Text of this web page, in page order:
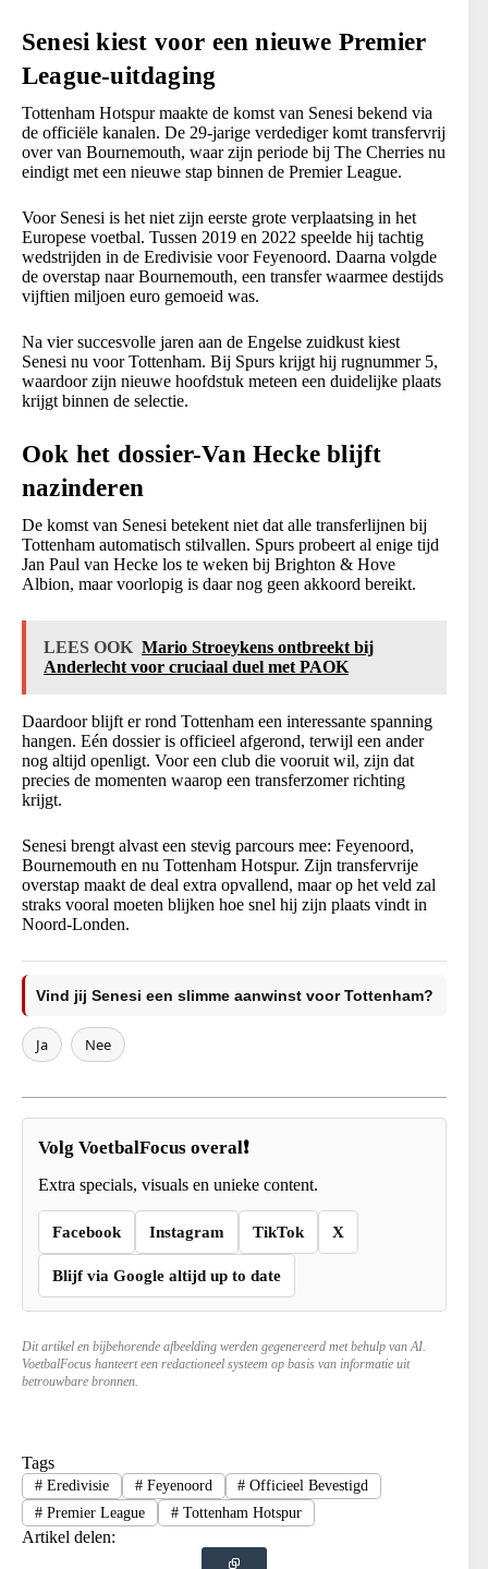
Senesi kiest voor een nieuwe Premier
League-uitdaging
Tottenham Hotspur maakte de komst van Senesi bekend via
de officiële kanalen. De 29-jarige verdediger komt transfervrij
over van Bournemouth, waar zijn periode bij The Cherries nu
eindigt met een nieuwe stap binnen de Premier League.
Voor Senesi is het niet zijn eerste grote verplaatsing in het
Europese voetbal. Tussen 2019 en 2022 speelde hij tachtig
wedstrijden in de Eredivisie voor Feyenoord. Daarna volgde
de overstap naar Bournemouth, een transfer waarmee destijds
vijftien miljoen euro gemoeid was.
Na vier succesvolle jaren aan de Engelse zuidkust kiest
Senesi nu voor Tottenham. Bij Spurs krijgt hij rugnummer 5,
waardoor zijn nieuwe hoofdstuk meteen een duidelijke plaats
krijgt binnen de selectie.
Ook het dossier-Van Hecke blijft
nazinderen
De komst van Senesi betekent niet dat alle transferlijnen bij
Tottenham automatisch stilvallen. Spurs probeert al enige tijd
Jan Paul van Hecke los te weken bij Brighton & Hove
Albion, maar voorlopig is daar nog geen akkoord bereikt.
LEES OOK Mario Stroeykens ontbreekt bij
Anderlecht voor cruciaal duel met PAOK
Daardoor blijft er rond Tottenham een interessante spanning
hangen. Eén dossier is officieel afgerond, terwijl een ander
nog altijd openligt. Voor een club die vooruit wil, zijn dat
precies de momenten waarop een transferzomer richting
krijgt.
Senesi brengt alvast een stevig parcours mee: Feyenoord,
Bournemouth en nu Tottenham Hotspur. Zijn transfervrije
overstap maakt de deal extra opvallend, maar op het veld zal
straks vooral moeten blijken hoe snel hij zijn plaats vindt in
Noord-Londen.
Vind jij Senesi een slimme aanwinst voor Tottenham?
Ja Nee
Volg VoetbalFocus overal❗
Extra specials, visuals en unieke content.
Facebook Instagram TikTok X
Blijf via Google altijd up to date
Dit artikel en bijbehorende afbeelding werden gegenereerd met behulp van AI.
VoetbalFocus hanteert een redactioneel systeem op basis van informatie uit
betrouwbare bronnen.
Tags
#Eredivisie #Feyenoord # Officieel Bevestigd
#Premier League #Tottenham Hotspur
Artikel delen: